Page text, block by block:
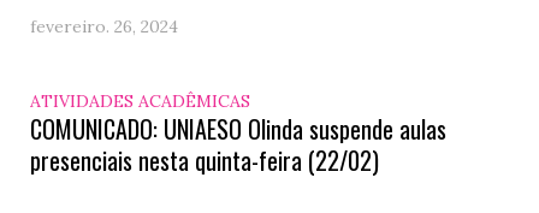
fevereiro. 26, 2024
ATIVIDADES ACADÊMICAS
COMUNICADO: UNIAESO Olinda suspende aulas
presenciais nesta quinta-feira (22/02)